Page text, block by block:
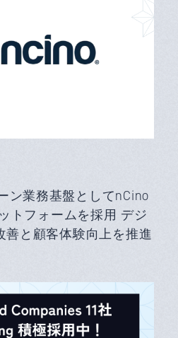
ン業務基盤としてnCino
トフォームを採用 デジ
善と顧客体験向上を推進